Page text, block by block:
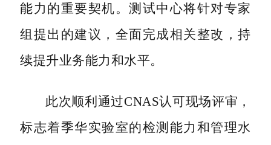
能力的重要契机。测试中心将针对专家
组提出的建议，全面完成相关整改，持
续提升业务能力和水平。
此次顺利通过CNAS认可现场评审，
标志着季华实验室的检测能力和管理水